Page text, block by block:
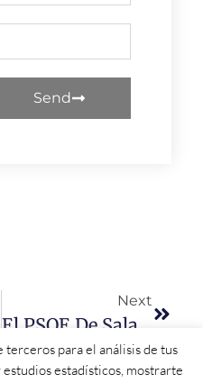
Send
Next
para el análisis de tus
estadísticos, mostrarte